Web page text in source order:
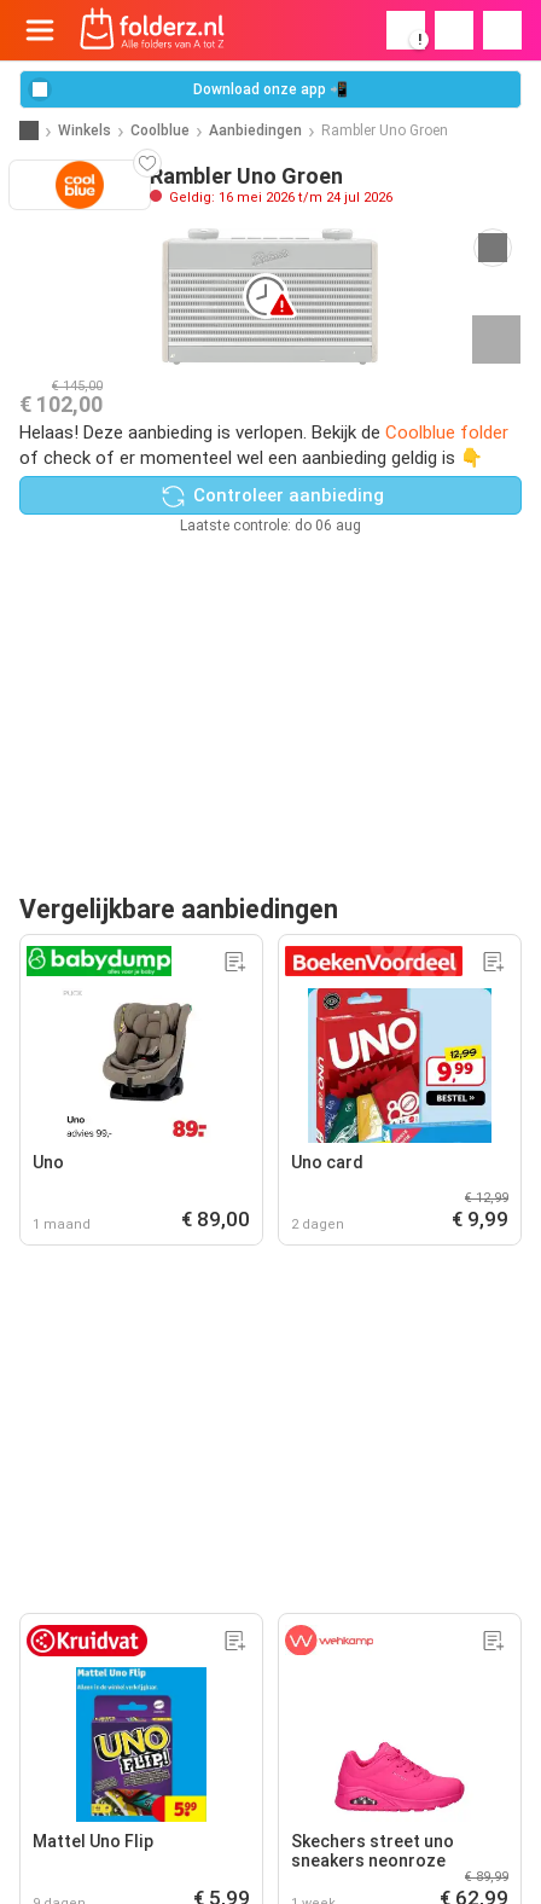
!
Download onze app 📲
Winkels Coolblue Aanbiedingen Rambler Uno Groen
Rambler Uno Groen
Geldig: 16 mei 2026 t/m 24 jul 2026
€ 145,00
€ 102,00
Helaas! Deze aanbieding is verlopen. Bekijk de Coolblue folder
of check of er momenteel wel een aanbieding geldig is 👇
Controleer aanbieding
Laatste controle: do 06 aug
Vergelijkbare aanbiedingen
Uno
1 maand € 89,00
Uno card
2 dagen
€ 12,99
€ 9,99
Mattel Uno Flip
€ 5,99
Skechers street uno
sneakers neonroze
€ 89,99
€ 62,99